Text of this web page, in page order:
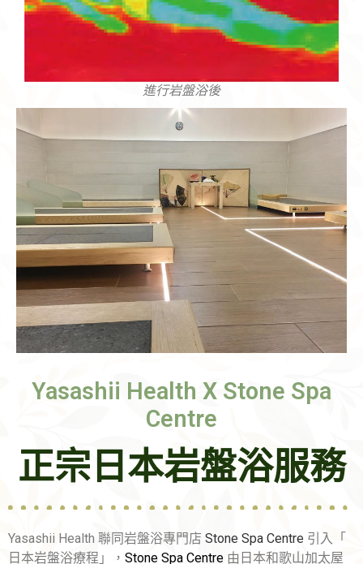
進行岩盤浴後
Yasashii Health X Stone Spa
Centre
正宗日本岩盤浴服務
Yasashii Health 聯同岩盤浴專門店 Stone Spa Centre 引入「
日本岩盤浴療程」， Stone Spa Centre 由日本和歌山加太屋